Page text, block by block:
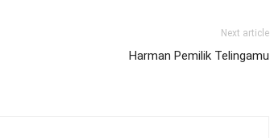
Next article
Harman Pemilik Telingamu